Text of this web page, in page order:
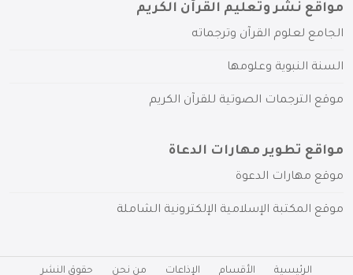
مواقع نشر وتعليم القرآن الكريم
الجامع لعلوم القرآن وترجماته
السنة النبوية وعلومها
موقع الترجمات الصوتية للقرآن الكريم
مواقع تطوير مهارات الدعاة
موقع مهارات الدعوة
موقع المكتبة الإسلامية الإلكترونية الشاملة
الرئيسية الأقسام الإذاعات من نحن حقوق النشر